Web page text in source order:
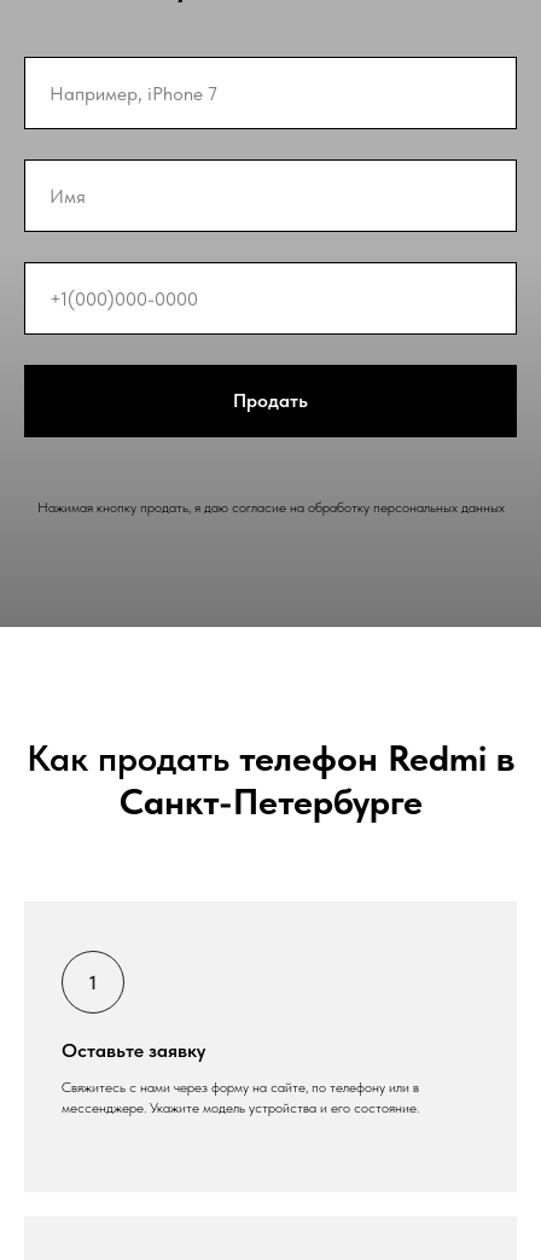
Продать
Нажимая кнопку продать, я даю согласие на обработку персональных данных
Как продать телефон Redmi в
Санкт-Петербурге
Оставьте заявку
Свяжитесь с нами через форму на сайте, по телефону или в
мессенджере. Укажите модель устройства и его состояние.